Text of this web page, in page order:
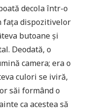
decola într-o
fața dispozitivelor
butoane și
Deodată, o
camera; era o
culori se iviră,
săi formând o
ca acestea să